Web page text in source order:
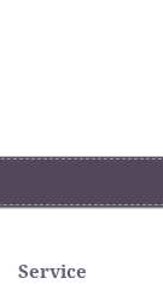
Service